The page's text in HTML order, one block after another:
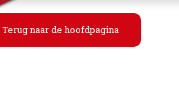
Terug naar de hoofdpagina